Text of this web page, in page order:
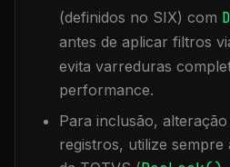
(definidos no SIX) com
antes de aplicar filtros
evita varreduras
performance.
Para inclusão,
registros, utilize